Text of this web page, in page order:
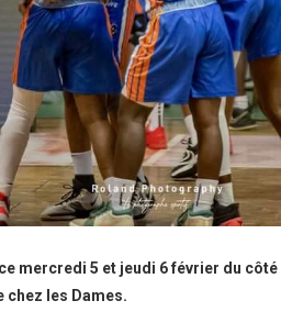
mercredi 5 et jeudi 6 février du
chez les Dames.